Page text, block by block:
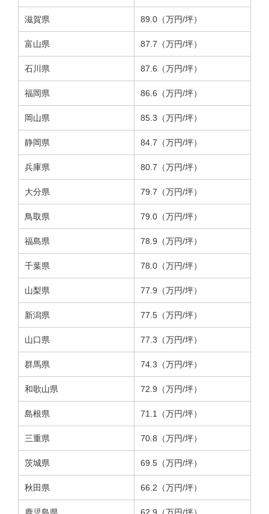
滋賀県 89.0（万円/坪）
富山県 87.7（万円/坪）
石川県 87.6（万円/坪）
福岡県 86.6（万円/坪）
岡山県 85.3（万円/坪）
静岡県 84.7（万円/坪）
兵庫県 80.7（万円/坪）
大分県 79.7（万円/坪）
鳥取県 79.0（万円/坪）
福島県 78.9（万円/坪）
千葉県 78.0（万円/坪）
山梨県 77.9（万円/坪）
新潟県 77.5（万円/坪）
山口県 77.3（万円/坪）
群馬県 74.3（万円/坪）
和歌山県 72.9（万円/坪）
島根県 71.1（万円/坪）
三重県 70.8（万円/坪）
茨城県 69.5（万円/坪）
秋田県 66.2（万円/坪）
鹿児島県 62.9（万円/坪）